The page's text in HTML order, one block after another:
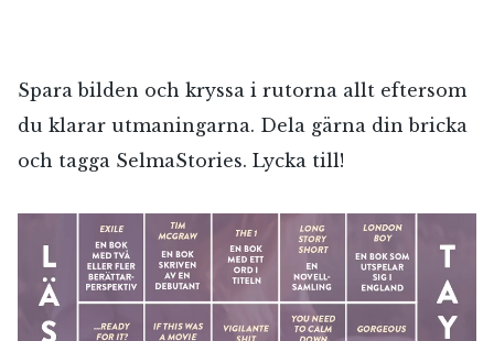
Spara bilden och kryssa i rutorna allt eftersom
du klarar utmaningarna. Dela gärna din bricka
och tagga SelmaStories. Lycka till!